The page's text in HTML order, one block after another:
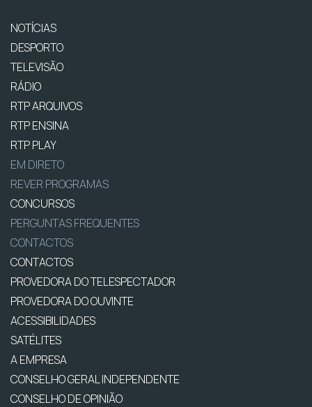
NOTÍCIAS
DESPORTO
TELEVISÃO
RÁDIO
RTP ARQUIVOS
RTP ENSINA
RTP PLAY
EM DIRETO
REVER PROGRAMAS
CONCURSOS
PERGUNTAS FREQUENTES
CONTACTOS
CONTACTOS
PROVEDORA DO TELESPECTADOR
PROVEDORA DO OUVINTE
ACESSIBILIDADES
SATÉLITES
A EMPRESA
CONSELHO GERAL INDEPENDENTE
CONSELHO DE OPINIÃO